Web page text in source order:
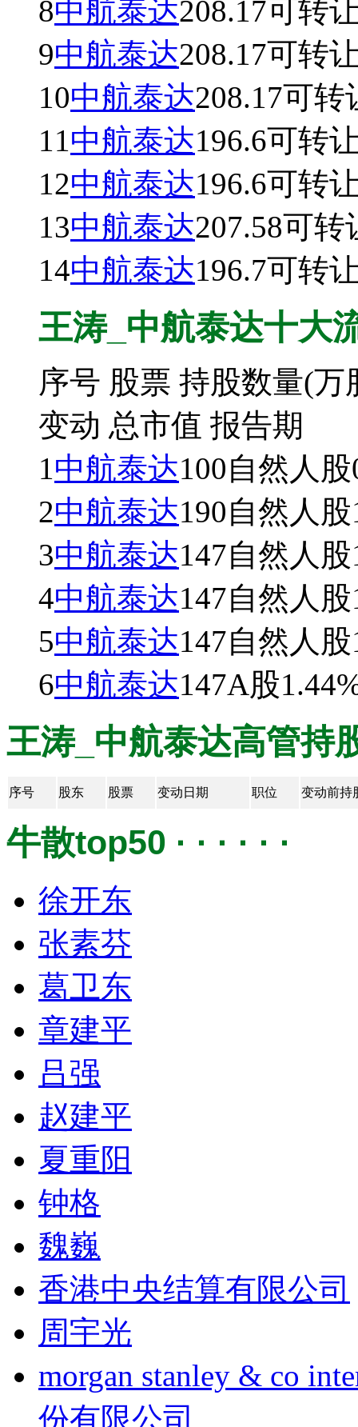
8中航泰达208.17可转
9中航泰达208.17可转
10中航泰达208.17可转
11中航泰达196.6可转
12中航泰达196.6可转
13中航泰达207.58可转
14中航泰达196.7可转
王涛_中航泰达十大
序号 股票 持股数量(
变动 总市值 报告期
1中航泰达100自然人股
2中航泰达190自然人股
3中航泰达147自然人股
4中航泰达147自然人股
5中航泰达147自然人股
6中航泰达147A股
王涛_中航泰达高管持股
序号 股东 股票 变动日期 职位 变动前持
牛散top50 · · · · · ·
徐开东
张素芬
葛卫东
章建平
吕强
赵建平
夏重阳
钟格
魏巍
香港中央结算有限公司
周宇光
morgan stanley & co
份有限公司